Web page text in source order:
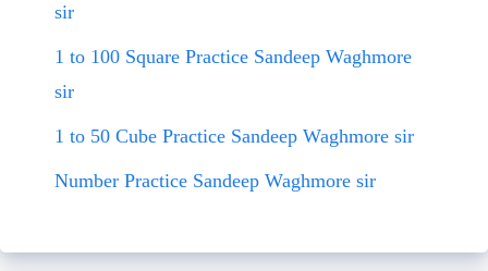
sir
1 to 100 Square Practice Sandeep Waghmore
sir
1 to 50 Cube Practice Sandeep Waghmore sir
Number Practice Sandeep Waghmore sir